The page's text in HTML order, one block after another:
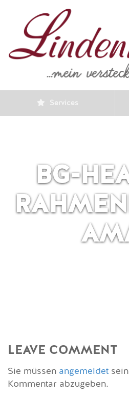
Services
BG-
LEAVE COMMENT
Sie müssen angemeldet
Kommentar abzugeben.